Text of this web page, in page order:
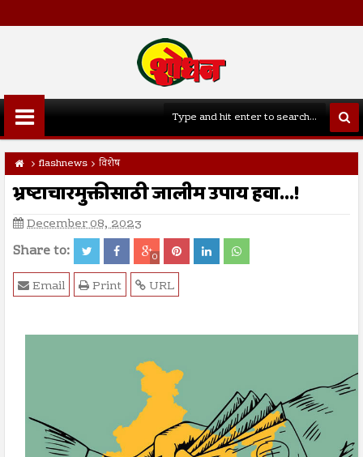
flashnews विशेष
भ्रष्टाचारमुक्तीसाठी जालीम उपाय हवा...!
December 08, 2023
Share to: 0
URL
Print
Email